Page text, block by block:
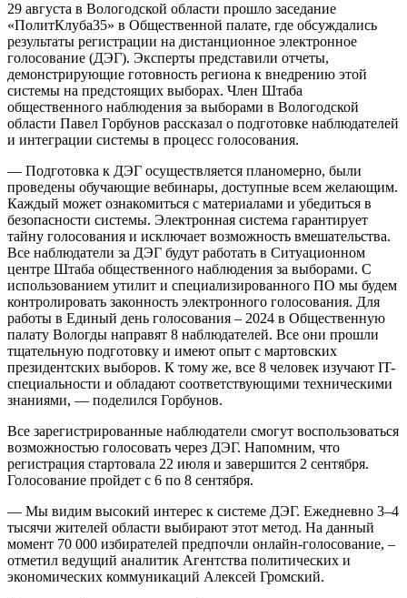
29 августа в Вологодской области прошло заседание
«ПолитКлуба35» в Общественной палате, где обсуждались
результаты регистрации на дистанционное электронное
голосование (ДЭГ). Эксперты представили отчеты,
демонстрирующие готовность региона к внедрению этой
системы на предстоящих выборах. Член Штаба
общественного наблюдения за выборами в Вологодской
области Павел Горбунов рассказал о подготовке наблюдателей
и интеграции системы в процесс голосования.
— Подготовка к ДЭГ осуществляется планомерно, были
проведены обучающие вебинары, доступные всем желающим.
Каждый может ознакомиться с материалами и убедиться в
безопасности системы. Электронная система гарантирует
тайну голосования и исключает возможность вмешательства.
Все наблюдатели за ДЭГ будут работать в Ситуационном
центре Штаба общественного наблюдения за выборами. С
использованием утилит и специализированного ПО мы будем
контролировать законность электронного голосования. Для
работы в Единый день голосования – 2024 в Общественную
палату Вологды направят 8 наблюдателей. Все они прошли
тщательную подготовку и имеют опыт с мартовских
президентских выборов. К тому же, все 8 человек изучают IT-
специальности и обладают соответствующими техническими
знаниями, — поделился Горбунов.
Все зарегистрированные наблюдатели смогут воспользоваться
возможностью голосовать через ДЭГ. Напомним, что
регистрация стартовала 22 июля и завершится 2 сентября.
Голосование пройдет с 6 по 8 сентября.
— Мы видим высокий интерес к системе ДЭГ. Ежедневно 3–4
тысячи жителей области выбирают этот метод. На данный
момент 70 000 избирателей предпочли онлайн-голосование, –
отметил ведущий аналитик Агентства политических и
экономических коммуникаций Алексей Громский.